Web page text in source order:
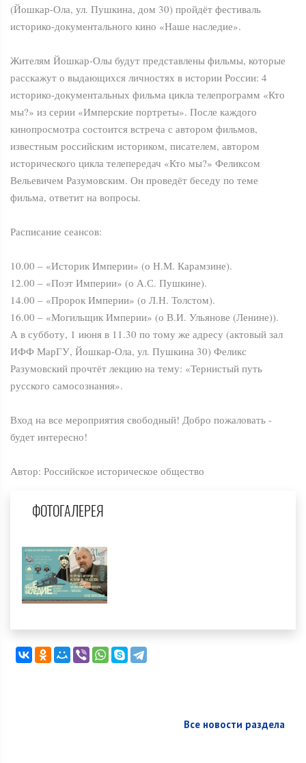
(Йошкар-Ола, ул. Пушкина, дом 30) пройдёт фестиваль
историко-документального кино «Наше наследие».
Жителям Йошкар-Олы будут представлены фильмы, которые
расскажут о выдающихся личностях в истории России: 4
историко-документальных фильма цикла телепрограмм «Кто
мы?» из серии «Имперские портреты». После каждого
кинопросмотра состоится встреча с автором фильмов,
известным российским историком, писателем, автором
исторического цикла телепередач «Кто мы?» Феликсом
Вельевичем Разумовским. Он проведёт беседу по теме
фильма, ответит на вопросы.
Расписание сеансов:
10.00 – «Историк Империи» (о Н.М. Карамзине).
12.00 – «Поэт Империи» (о А.С. Пушкине).
14.00 – «Пророк Империи» (о Л.Н. Толстом).
16.00 – «Могильщик Империи» (о В.И. Ульянове (Ленине)).
А в субботу, 1 июня в 11.30 по тому же адресу (актовый зал
ИФФ МарГУ, Йошкар-Ола, ул. Пушкина 30) Феликс
Разумовский прочтёт лекцию на тему: «Тернистый путь
русского самосознания».
Вход на все мероприятия свободный! Добро пожаловать -
будет интересно!
Автор: Российское историческое общество
ФОТОГАЛЕРЕЯ
Все новости раздела